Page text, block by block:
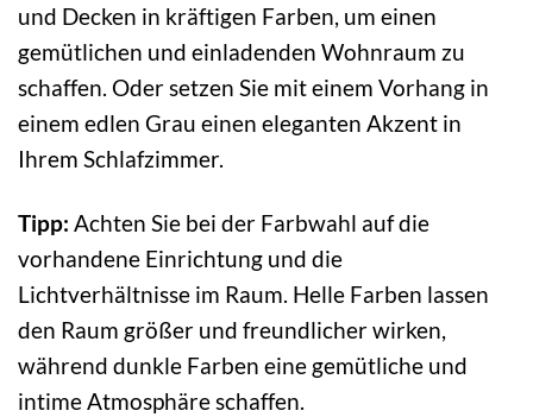
und Decken in kräftigen Farben, um einen
gemütlichen und einladenden Wohnraum zu
schaffen. Oder setzen Sie mit einem Vorhang in
einem edlen Grau einen eleganten Akzent in
Ihrem Schlafzimmer.
Tipp: Achten Sie bei der Farbwahl auf die
vorhandene Einrichtung und die
Lichtverhältnisse im Raum. Helle Farben lassen
den Raum größer und freundlicher wirken,
während dunkle Farben eine gemütliche und
intime Atmosphäre schaffen.